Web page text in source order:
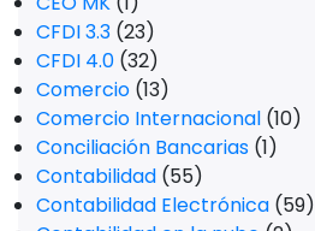
CFDI 3.3 (23)
CFDI 4.0 (32)
Comercio (13)
Comercio Internacional (10)
Conciliación Bancarias (1)
Contabilidad (55)
Contabilidad Electrónica (59)